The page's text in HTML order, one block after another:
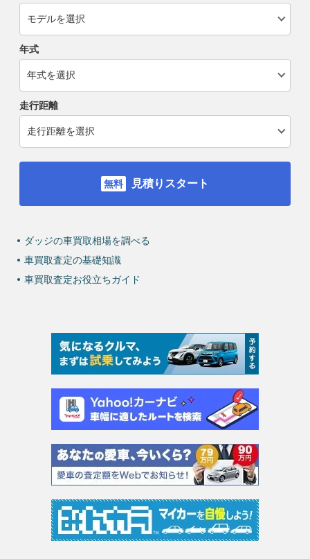
年式
走行距離
見積りスタート
ダッジの車買取相場を調べる
車買取査定の基礎知識
車買取査定お役立ちガイド